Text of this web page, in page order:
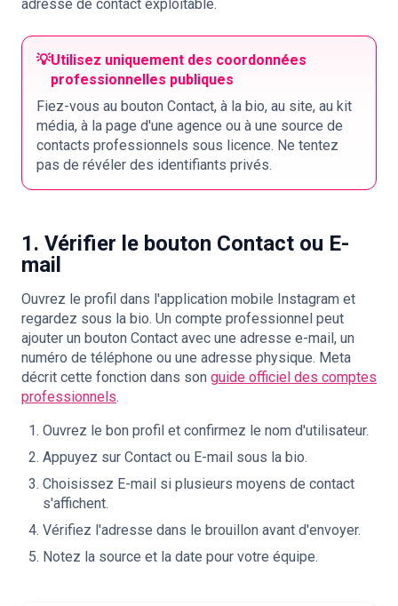
adresse de contact exploitable.
💡Utilisez uniquement des coordonnées
professionnelles publiques
Fiez-vous au bouton Contact, à la bio, au site, au kit
média, à la page d'une agence ou à une source de
contacts professionnels sous licence. Ne tentez
pas de révéler des identifiants privés.
1. Vérifier le bouton Contact ou E-
mail
Ouvrez le profil dans l'application mobile Instagram et
regardez sous la bio. Un compte professionnel peut
ajouter un bouton Contact avec une adresse e-mail, un
numéro de téléphone ou une adresse physique. Meta
décrit cette fonction dans son guide officiel des comptes
professionnels.
Ouvrez le bon profil et confirmez le nom d'utilisateur.
Appuyez sur Contact ou E-mail sous la bio.
Choisissez E-mail si plusieurs moyens de contact
s'affichent.
Vérifiez l'adresse dans le brouillon avant d'envoyer.
Notez la source et la date pour votre équipe.